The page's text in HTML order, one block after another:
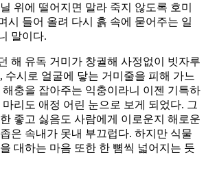
위에 떨어지면 말라 죽지 않도록 호미
시 들어 올려 다시 흙 속에 묻어주는 일
말이다.
해 유독 거미가 창궐해 사정없이 빗자루
수시로 얼굴에 닿는 거미줄을 피해 가느
충을 잡아주는 익충이라니 이젠 기특하
리도 애정 어린 눈으로 보게 되었다. 그
좋고 싫음도 사람에게 이로운지 해로운
은 속내가 못내 부끄럽다. 하지만 식물
대하는 마음 또한 한 뼘씩 넓어지는 듯